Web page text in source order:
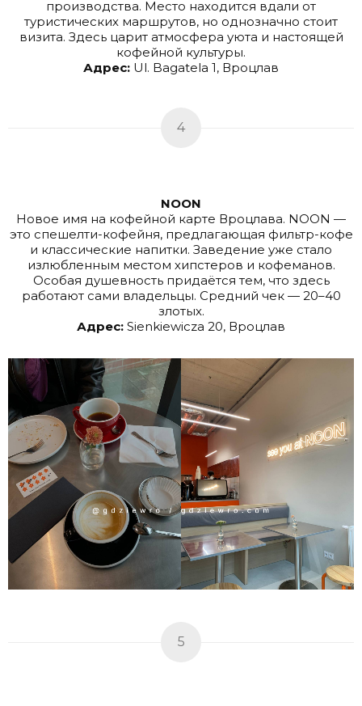
производства. Место находится вдали от
туристических маршрутов, но однозначно стоит
визита. Здесь царит атмосфера уюта и настоящей
кофейной культуры.
Адрес: Ul. Bagatela 1, Вроцлав
4
NOON
Новое имя на кофейной карте Вроцлава. NOON —
это спешелти-кофейня, предлагающая фильтр-кофе
и классические напитки. Заведение уже стало
излюбленным местом хипстеров и кофеманов.
Особая душевность придаётся тем, что здесь
работают сами владельцы. Средний чек — 20–40
злотых.
Адрес: Sienkiewicza 20, Вроцлав
5